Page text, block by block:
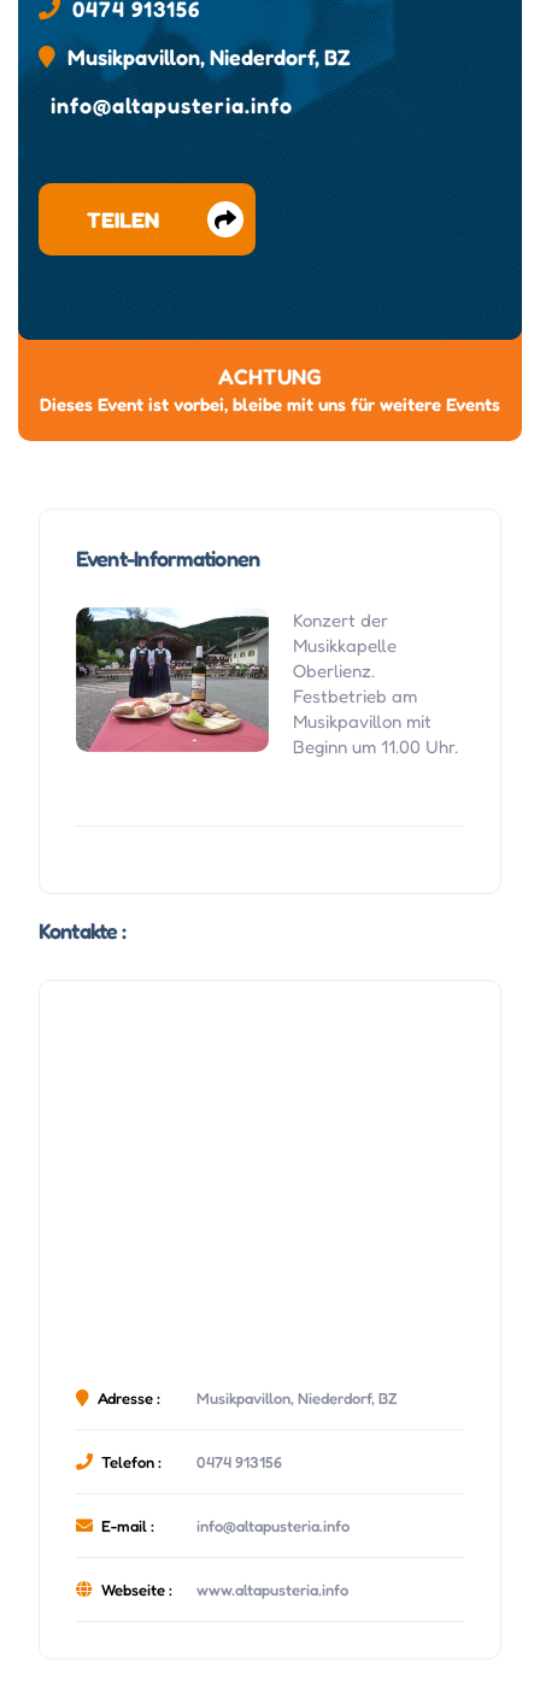
0474 913156
Musikpavillon, Niederdorf, BZ
info@altapusteria.info
TEILEN
ACHTUNG
Dieses Event ist vorbei, bleibe mit uns für weitere Events
Event-Informationen
Konzert der
Musikkapelle
Oberlienz.
Festbetrieb am
Musikpavillon mit
Beginn um 11.00 Uhr.
Kontakte :
Adresse : Musikpavillon, Niederdorf, BZ
Telefon : 0474 913156
E-mail : info@altapusteria.info
Webseite : www.altapusteria.info